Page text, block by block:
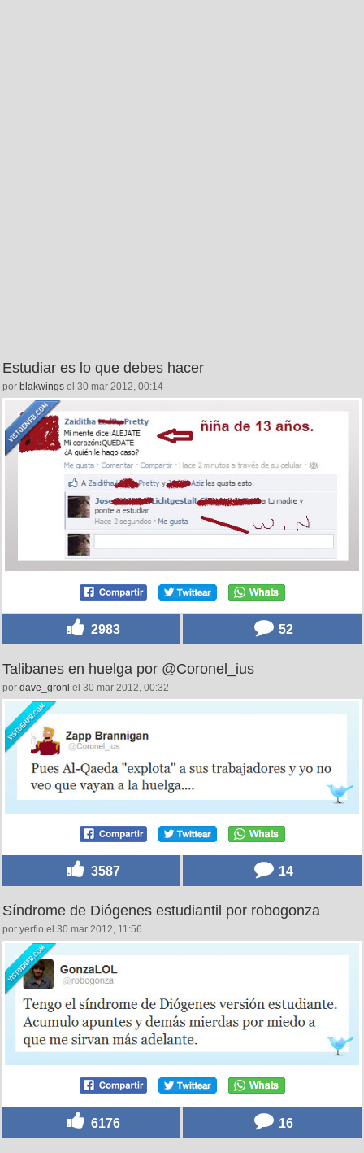
Estudiar es lo que debes hacer
por blakwings el 30 mar 2012, 00:14
2983 52
Talibanes en huelga por @Coronel_ius
por dave_grohl el 30 mar 2012, 00:32
3587 14
Síndrome de Diógenes estudiantil por robogonza
por yerfio el 30 mar 2012, 11:56
6176 16